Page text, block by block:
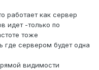
работает как сервер
идет -только по
тоже
где сервером будет одна
видимости